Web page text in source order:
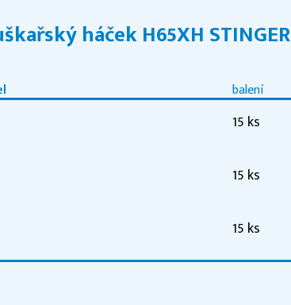
háček H65XH STINGER
balení
15 ks
15 ks
15 ks